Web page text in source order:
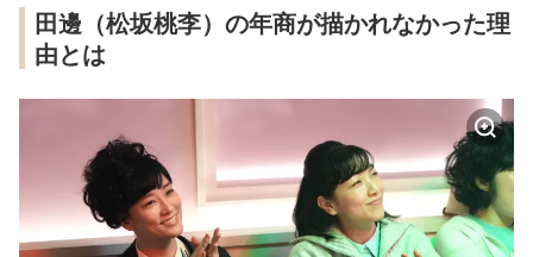
田邊（松坂桃李）の年商が描かれなかった理
由とは